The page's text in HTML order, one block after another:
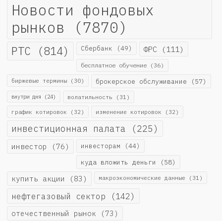
Новости фондовых
рынков (7870)
РТС (814) Сбербанк (49) ФРС (111)
бесплатное обучение (36)
биржевые термины (30) брокерское обслуживание (57)
внутри дня (24) волатильность (31)
график котировок (32) изменение котировок (32)
инвестиционная палата (225)
инвестор (76) инвесторам (44)
куда вложить деньги (58)
купить акции (83) макроэкономические данные (31)
нефтегазовый сектор (142)
отечественный рынок (73)